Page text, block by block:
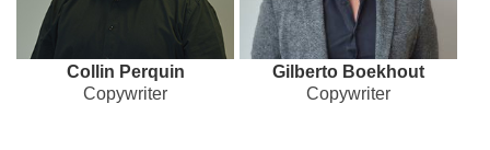
Collin Perquin
Copywriter
Gilberto Boekhout
Copywriter